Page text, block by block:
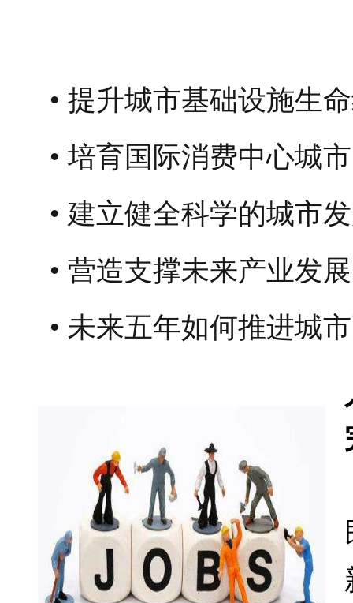
提升城市基础设施生
培育国际消费中心城
建立健全科学的城市
营造支撑未来产业发
未来五年如何推进城